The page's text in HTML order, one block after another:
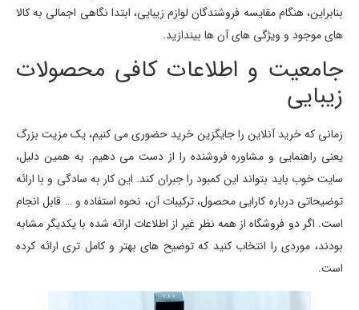
بنابراین، هنگام مقایسه فروشندگان لوازم زیبایی، ابتدا نگاهی اجمالی به کالا
های موجود و ویژگی های آن ها بیندازید.
جامعیت و اطلاعات کافی محصولات
زیبایی
زمانی که خرید آنلاین را جایگزین خرید حضوری می کنیم، یک مزیت بزرگ
یعنی راهنمایی و مشاوره فروشنده را از دست می دهیم. به همین دلیل،
سایت خوب باید بتواند این کمبود را جبران کند. این کار به سادگی و با ارائه
توضیحاتی درباره کارایی محصول، ترکیبات آن، نحوه استفاده و … قابل انجام
است. اگر دو فروشگاه از همه نظر غیر از اطلاعات ارائه شده با یکدیگر مشابه
بودند، موردی را انتخاب کنید که توضیح های بهتر و کامل تری ارائه کرده
است.